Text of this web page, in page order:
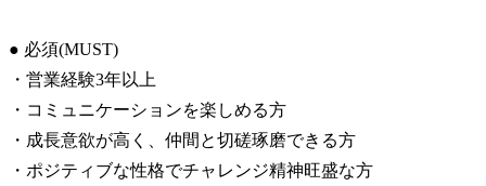
● 必須(MUST)
・営業経験3年以上
・コミュニケーションを楽しめる方
・成長意欲が高く、仲間と切磋琢磨できる方
・ポジティブな性格でチャレンジ精神旺盛な方